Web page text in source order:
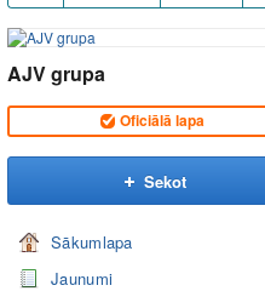
AJV grupa
Oficiālā lapa
Sekot
Sākumlapa
Jaunumi